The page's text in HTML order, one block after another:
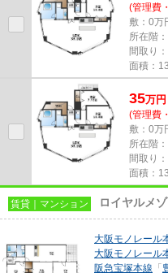
(管理費
敷：0万
所在階
間取り
面積：
35万円
(管理費
敷：0万
所在階
間取り
面積：
賃貸｜マンション ロイヤルメ
大阪モノレール
大阪モノレール
阪急宝塚本線 「